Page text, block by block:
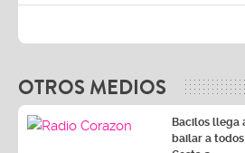
OTROS MEDIOS
Bacilos llega
bailar a